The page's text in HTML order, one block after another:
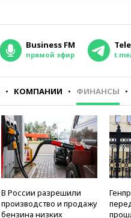
Business FM
прямой эфир
КОМПАНИИ ФИНАНСЫ
В России разрешили
производство и продажу
бензина низких